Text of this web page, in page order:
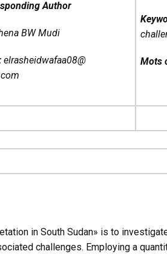
Author
BW Mudi
elrasheidwafaa08@
Mots
in South Sudan» is to
challenges. Employing a